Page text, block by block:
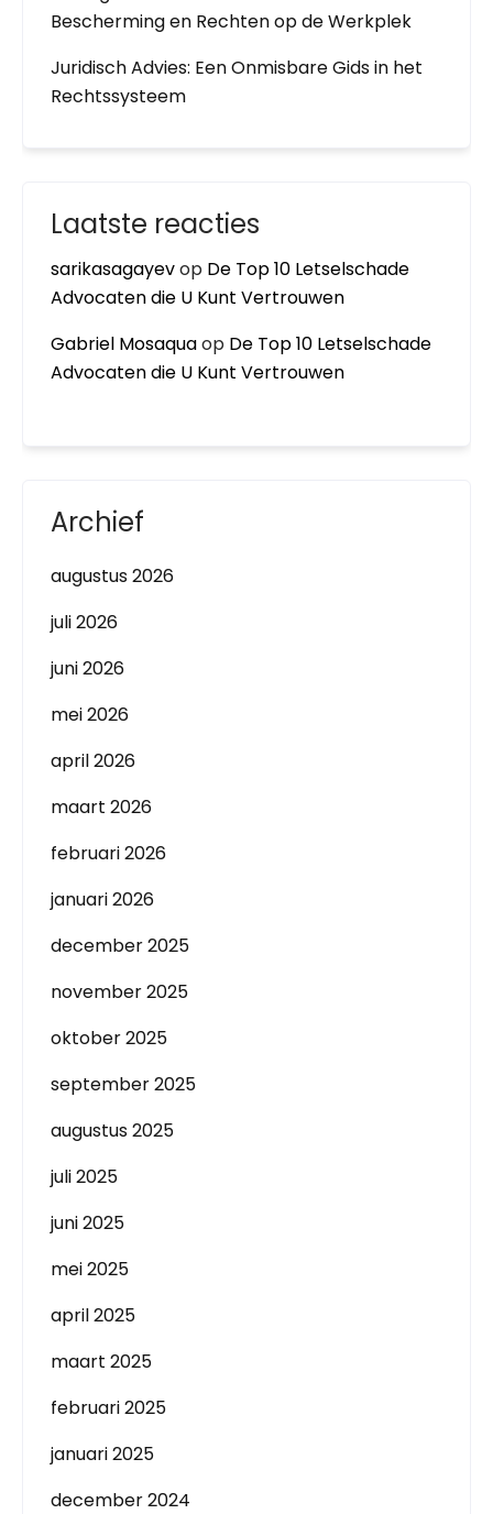
Bescherming en Rechten op de Werkplek
Juridisch Advies: Een Onmisbare Gids in het
Rechtssysteem
Laatste reacties
sarikasagayevop De Top 10 Letselschade
Advocaten die U Kunt Vertrouwen
Gabriel Mosaquaop De Top 10 Letselschade
Advocaten die U Kunt Vertrouwen
Archief
augustus 2026
juli 2026
juni 2026
mei 2026
april 2026
maart 2026
februari 2026
januari 2026
december 2025
november 2025
oktober 2025
september 2025
augustus 2025
juli 2025
juni 2025
mei 2025
april 2025
maart 2025
februari 2025
januari 2025
december 2024